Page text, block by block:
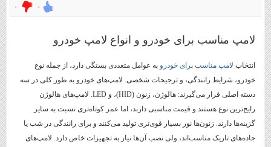
۰ ۰
لامپ مناسب برای خودرو و انواع لامپ خودرو
انتخاب لامپ مناسب برای خودرو به عوامل متعددی بستگی دارد، از جمله نوع
خودرو، شرایط رانندگی، و ترجیحات شخصی. لامپ‌های خودرو به طور کلی در سه
دسته اصلی قرار می‌گیرند: هالوژن، زنون (HID)، و LED. لامپ‌های هالوژن
رایج‌ترین نوع هستند و قیمت مناسبی دارند، اما عمر کوتاه‌تری نسبت به سایر
گزینه‌ها دارند. زنون‌ها نور بسیار قوی‌تری تولید می‌کنند و برای رانندگی در شب یا
جاده‌های تاریک مناسب‌اند، ولی نصب آن‌ها نیاز به تجهیزات خاص دارد. لامپ‌های